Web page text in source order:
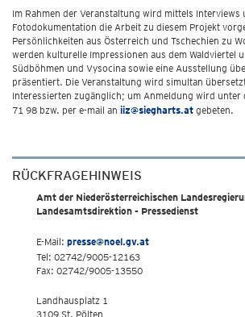
Im Rahmen der Veranstaltung wird mittels Interviews
Fotodokumentation die Arbeit zu diesem Projekt
Persönlichkeiten aus Österreich und Tschechien zu
werden kulturelle Impressionen aus dem Waldviertel
Südböhmen und Vysocina sowie eine Ausstellung
präsentiert. Die Veranstaltung wird simultan
Interessierten zugänglich; um Anmeldung wird
71 98 bzw. per e-mail an iiz@siegharts.at gebeten.
RÜCKFRAGEHINWEIS
Amt der Niederösterreichischen
Landesamtsdirektion - Pressedienst
E-Mail: presse@noel.gv.at
Tel: 02742/9005-12163
Fax: 02742/9005-13550
Landhausplatz 1
3109 St. Pölten